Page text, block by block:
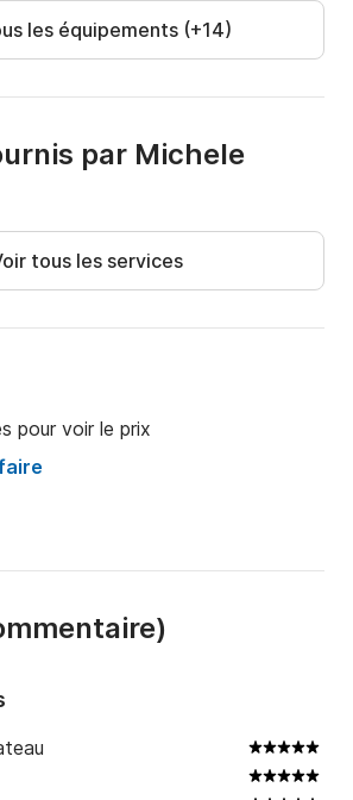
inclus pour une gestion
!
les équipements (+14)
par Michele
tous les services
pour voir le prix
)